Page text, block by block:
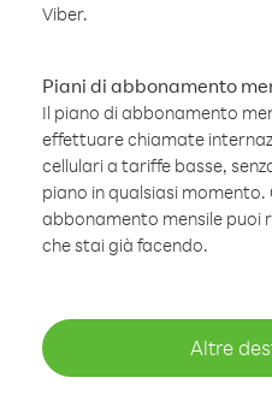
Viber.
Piani di abbonamento
Il piano di abbonamento
effettuare chiamate
cellulari a tariffe basse,
piano in qualsiasi momento.
abbonamento mensile puoi
che stai già facendo.
Altre